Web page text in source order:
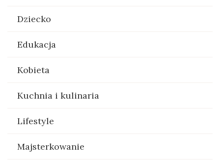
Dziecko
Edukacja
Kobieta
Kuchnia i kulinaria
Lifestyle
Majsterkowanie